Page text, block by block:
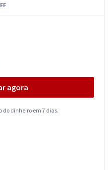
agora
do dinheiro em 7 dias.